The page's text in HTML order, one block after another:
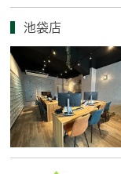
池袋店